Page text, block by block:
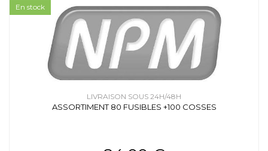
LIVRAISON SOUS 24H/48H
ASSORTIMENT 80 FUSIBLES +100 COSSES
En stock